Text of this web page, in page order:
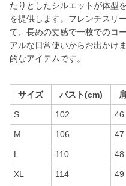
たりとしたシルエットが体型
を提供します。フレンチスリ
て、長めの丈感で一枚でのコ
アルな日常使いからお出かけ
的なアイテムです。
サイズ バスト(cm)
S 102 46
M 106 47
L 110 48
XL 114 49